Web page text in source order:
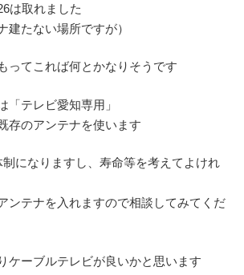
は取れました
建たない場所ですが）
ってこれば何とかなりそうです
「テレビ愛知専用」
存のアンテナを使います
制になりますし、寿命等を考えてよけれ
ンテナを入れますので相談してみてくだ
ケーブルテレビが良いかと思います